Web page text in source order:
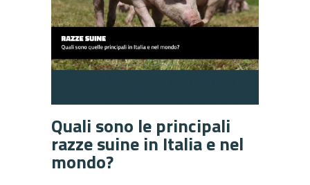
Quali sono le principali
razze suine in Italia e nel
mondo?